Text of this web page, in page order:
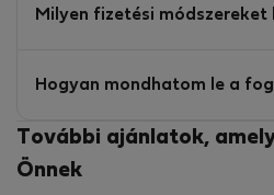
Milyen fizetési módszereket
Hogyan mondhatom le a
További ajánlatok,
Önnek